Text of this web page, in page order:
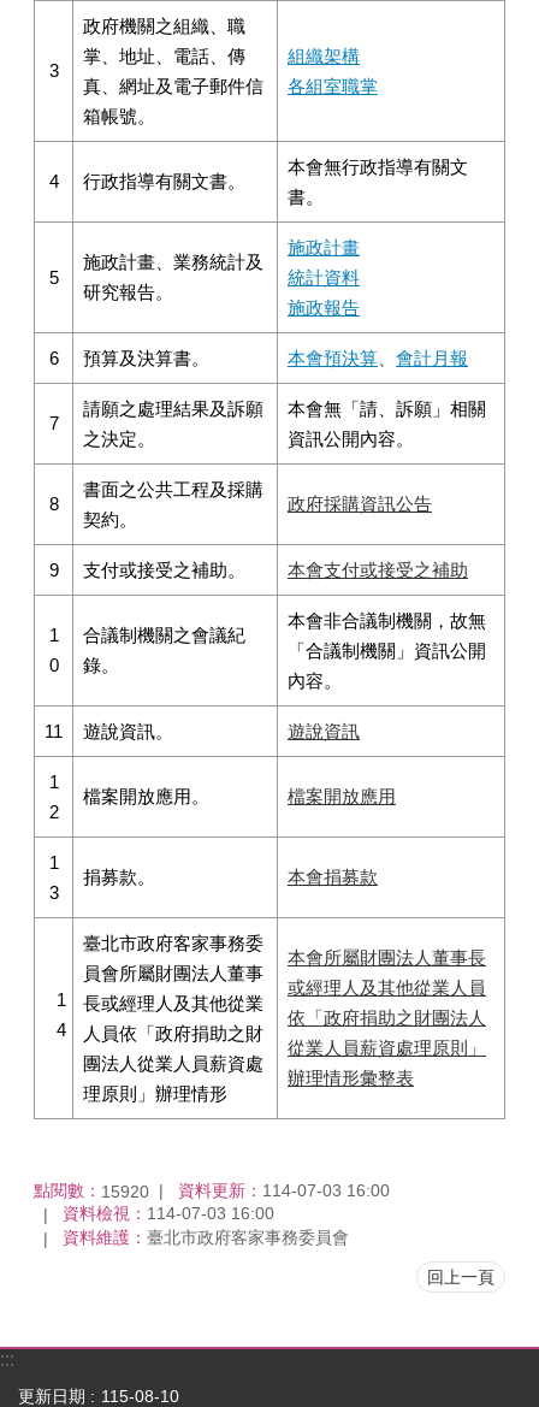
3
政府機關之組織、職
掌、地址、電話、傳
真、網址及電子郵件信
箱帳號。
組織架構
各組室職掌
4 行政指導有關文書。
本會無行政指導有關文
書。
5
施政計畫、業務統計及
研究報告。
施政計畫
統計資料
施政報告
6 預算及決算書。 本會預決算 會計月報
7
請願之處理結果及訴願
之決定。
本會無「請、訴願」相關
資訊公開內容。
8
書面之公共工程及採購
契約。
政府採購資訊公告
9 支付或接受之補助。 本會支付或接受之補助
1
0
合議制機關之會議紀
錄。
本會非合議制機關，故無
「合議制機關」資訊公開
內容。
11 遊說資訊。 遊說資訊
1
2
檔案開放應用。 檔案開放應用
1
3
捐募款。 本會捐募款
1
4
臺北市政府客家事務委
員會所屬財團法人董事
長或經理人及其他從業
人員依「政府捐助之財
團法人從業人員薪資處
理原則」辦理情形
本會所屬財團法人董事長
或經理人及其他從業人員
依「政府捐助之財團法人
從業人員薪資處理原則」
辦理情形彙整表
點閱數： 15920 資料更新： 114-07-03 16:00
資料檢視： 114-07-03 16:00
資料維護： 臺北市政府客家事務委員會
回上一頁
:::
更新日期 115-08-10